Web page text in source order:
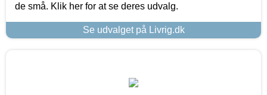
de små. Klik her for at se deres udvalg.
Se udvalget på Livrig.dk